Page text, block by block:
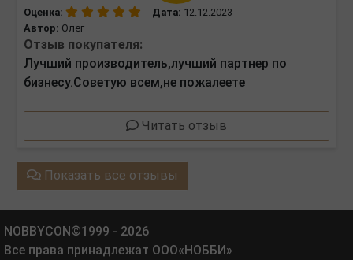
Оценка: Дата: 12.12.2023
Автор: Олег
Отзыв покупателя:
Лучший производитель,лучший партнер по
бизнесу.Советую всем,не пожалеете
Читать отзыв
Показать все отзывы
NOBBYCON©1999 - 2026
Все права принадлежат ООО«НОББИ»